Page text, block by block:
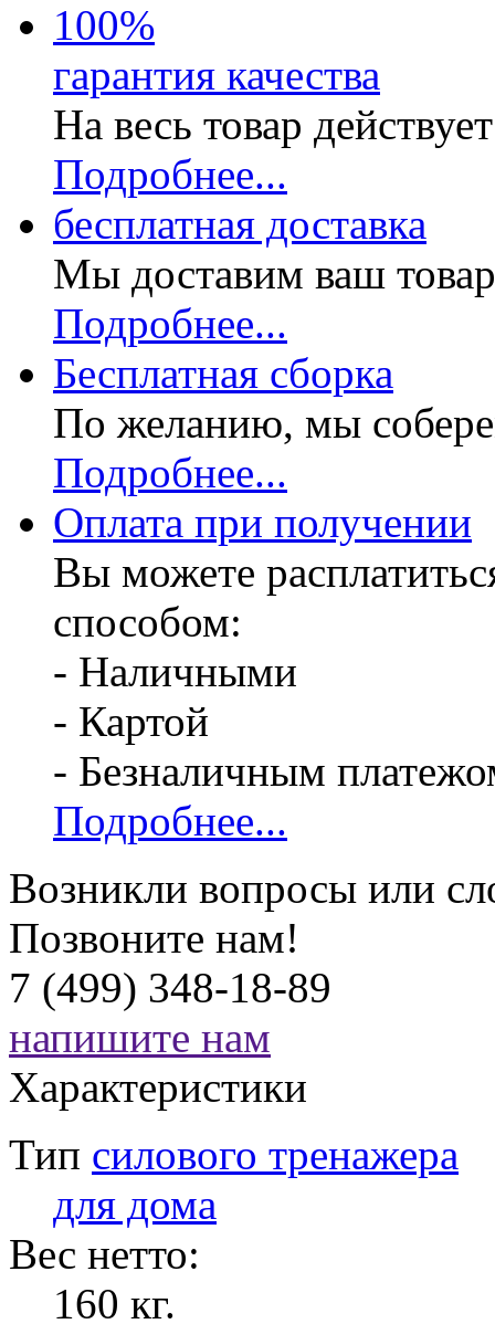
100%
гарантия качества
На весь товар
Подробнее...
бесплатная доставка
Мы доставим ваш
Подробнее...
Бесплатная сборка
По желанию, мы
Подробнее...
Оплата при получении
Вы можете
способом:
- Наличными
- Картой
- Безналичным
Подробнее...
Возникли вопросы или
Позвоните нам!
7 (499) 348-18-89
напишите нам
Характеристики
Тип силового тренажера
для дома
Вес нетто:
160 кг.